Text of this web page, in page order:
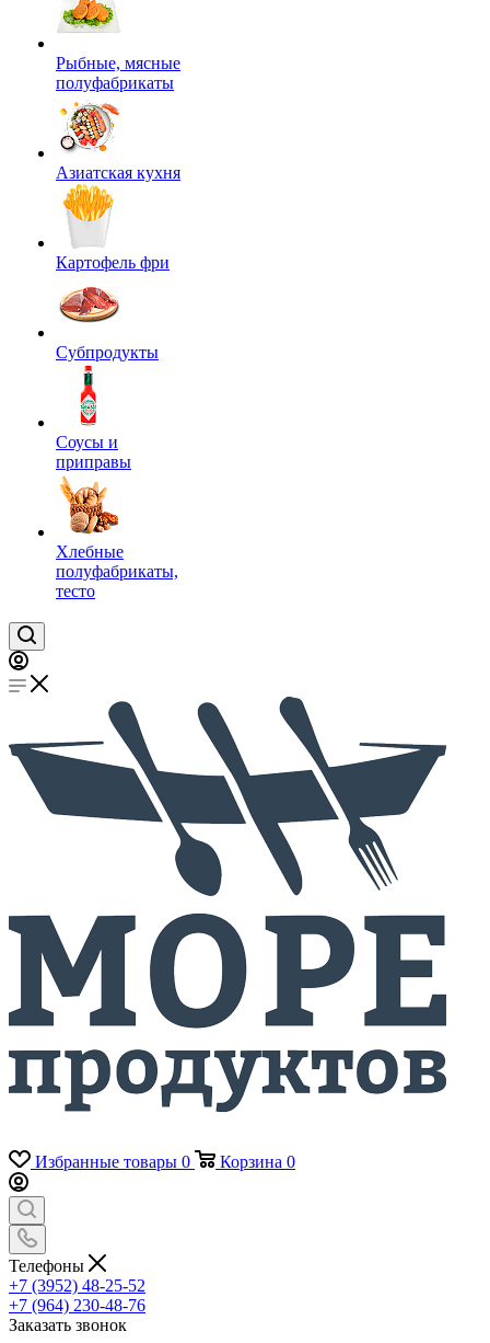
Рыбные, мясные
полуфабрикаты
Азиатская кухня
Картофель фри
Субпродукты
Соусы и
приправы
Хлебные
полуфабрикаты,
тесто
Избранные товары 0 Корзина 0
Телефоны
+7 (3952) 48-25-52
+7 (964) 230-48-76
Заказать звонок